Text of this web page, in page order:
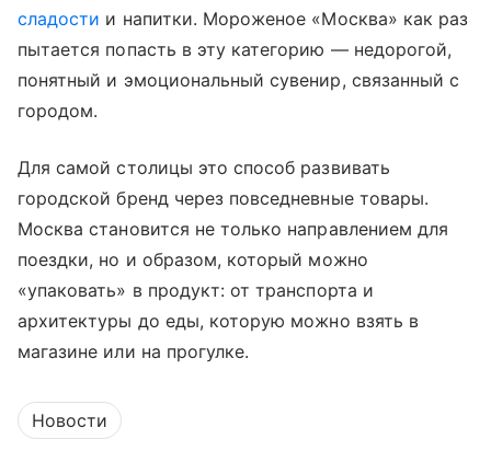
сладости и напитки. Мороженое «Москва» как раз
пытается попасть в эту категорию — недорогой,
понятный и эмоциональный сувенир, связанный с
городом.
Для самой столицы это способ развивать
городской бренд через повседневные товары.
Москва становится не только направлением для
поездки, но и образом, который можно
«упаковать» в продукт: от транспорта и
архитектуры до еды, которую можно взять в
магазине или на прогулке.
Новости